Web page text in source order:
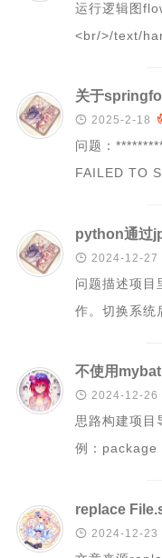
运行逻辑图
<br/>/text/
 2025-2-18
问题：
FAILED TO
 2024-12-27
问题描述项
作。切换系统
不使用
 2024-12-26
思路构建项目
例：
 2024-12-23
python程序练
web学习
python爬虫学
c和cpp语言基
spark学习笔
mysql学习笔
windows学习
kettle学习笔记
linux学习
influx学习笔记
文章
小说